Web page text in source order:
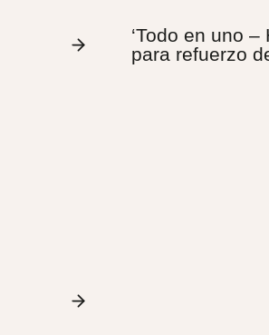
‘Todo en uno –
para refuerzo